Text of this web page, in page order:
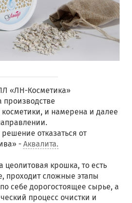
«ЛН-Косметика»
производстве
и намерена и далее
отказаться от
- Аквалита.
цеолитовая крошка, то есть
проходит сложные этапы
себе дорогостоящее сырье, а
процесс очистки и